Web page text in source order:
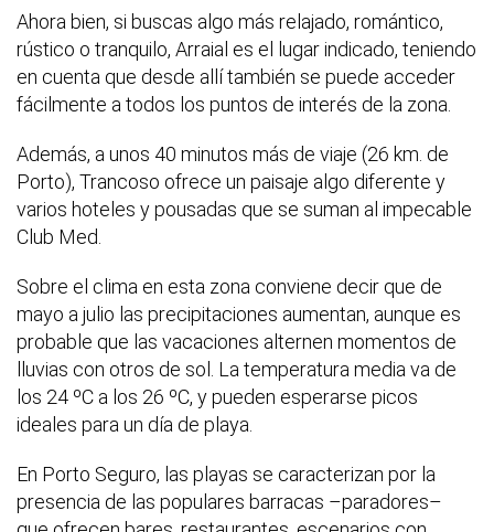
Ahora bien, si buscas algo más relajado, romántico,
rústico o tranquilo, Arraial es el lugar indicado, teniendo
en cuenta que desde allí también se puede acceder
fácilmente a todos los puntos de interés de la zona.
Además, a unos 40 minutos más de viaje (26 km. de
Porto), Trancoso ofrece un paisaje algo diferente y
varios hoteles y pousadas que se suman al impecable
Club Med.
Sobre el clima en esta zona conviene decir que de
mayo a julio las precipitaciones aumentan, aunque es
probable que las vacaciones alternen momentos de
lluvias con otros de sol. La temperatura media va de
los 24 ºC a los 26 ºC, y pueden esperarse picos
ideales para un día de playa.
En Porto Seguro, las playas se caracterizan por la
presencia de las populares barracas –paradores–